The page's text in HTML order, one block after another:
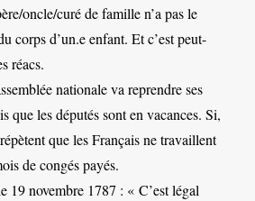
oncle/curé de famille n’a pas le
corps d’un.e enfant. Et c’est peut-
réacs.
nationale va reprendre ses
que les députés sont en vacances. Si,
que les Français ne travaillent
de congés payés.
novembre 1787 : « C’est légal